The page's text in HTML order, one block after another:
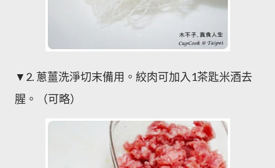
▼2. 蔥薑洗淨切末備用。絞肉可加入1茶匙米酒去
腥。（可略）